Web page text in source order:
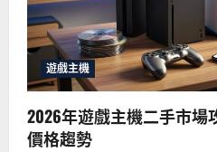
遊戲主機
2026年遊戲主機二手市場
價格趨勢